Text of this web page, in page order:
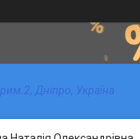
Дніпро, Україна